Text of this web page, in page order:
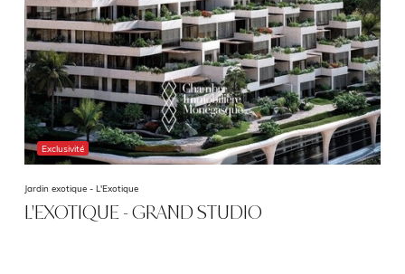
Exclusivité
Jardin exotique - L'Exotique
L'EXOTIQUE - GRAND STUDIO